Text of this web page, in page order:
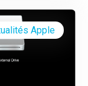
Apple